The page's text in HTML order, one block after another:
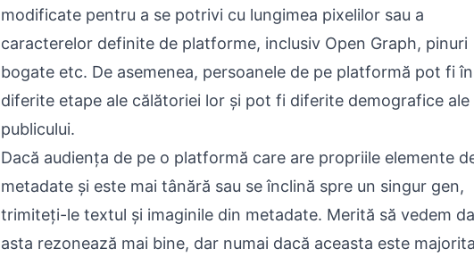
modificate pentru a se potrivi cu lungimea pixelilor sau a
caracterelor definite de platforme, inclusiv Open Graph, pinuri
bogate etc. De asemenea, persoanele de pe platformă pot fi în
diferite etape ale călătoriei lor și pot fi diferite demografice ale
publicului.
Dacă audiența de pe o platformă care are propriile elemente
metadate și este mai tânără sau se înclină spre un singur gen,
trimiteți-le textul și imaginile din metadate. Merită să vedem
asta rezonează mai bine, dar numai dacă aceasta este